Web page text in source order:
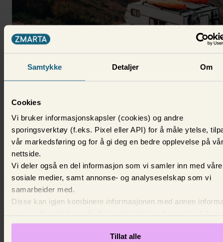
Samtykke Detaljer Om
Cookies
Vi bruker informasjonskapsler (cookies) og andre
sporingsverktøy (f.eks. Pixel eller API) for å måle ytelse,
vår markedsføring og for å gi deg en bedre opplevelse på vår
nettside.
Vi deler også en del informasjon som vi samler inn med våre
sosiale medier, samt annonse- og analyseselskap som vi
samarbeider med.
Disse kan igjen kombinere informasjonen med annen
ditt samtykke.
Tillat alle
Lån til bobil
Dersom du vurderer å søke lån for å finansiere
bobilkjøpet er det en del ting du bør ha i bakhodet.
16. juni 2022